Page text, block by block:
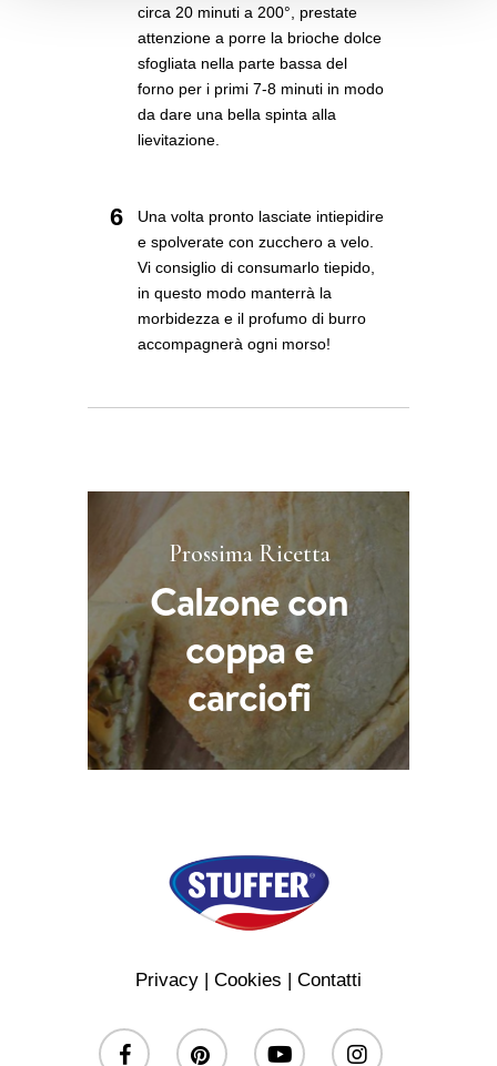
circa 20 minuti a 200°, prestate
attenzione a porre la brioche dolce
sfogliata nella parte bassa del
forno per i primi 7-8 minuti in modo
da dare una bella spinta alla
lievitazione.
6
Una volta pronto lasciate intiepidire
e spolverate con zucchero a velo.
Vi consiglio di consumarlo tiepido,
in questo modo manterrà la
morbidezza e il profumo di burro
accompagnerà ogni morso!
Prossima Ricetta
Calzone con
coppa e
carciofi
Privacy | Cookies | Contatti
facebook pinterest youtube instagram